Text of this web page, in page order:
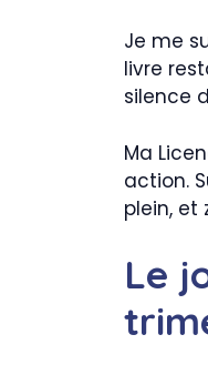
Je me
livre
silence
Ma
action.
plein, et
Le